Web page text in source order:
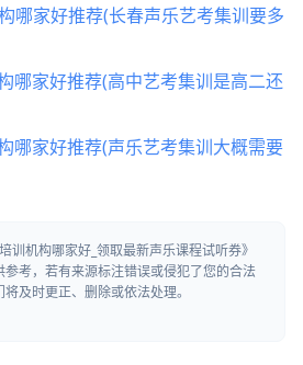
哪家好推荐(长春声乐艺考集训要多
哪家好推荐(高中艺考集训是高二还
哪家好推荐(声乐艺考集训大概需要
训机构哪家好_领取最新声乐课程试听券》
考，若有来源标注错误或侵犯了您的合法
及时更正、删除或依法处理。